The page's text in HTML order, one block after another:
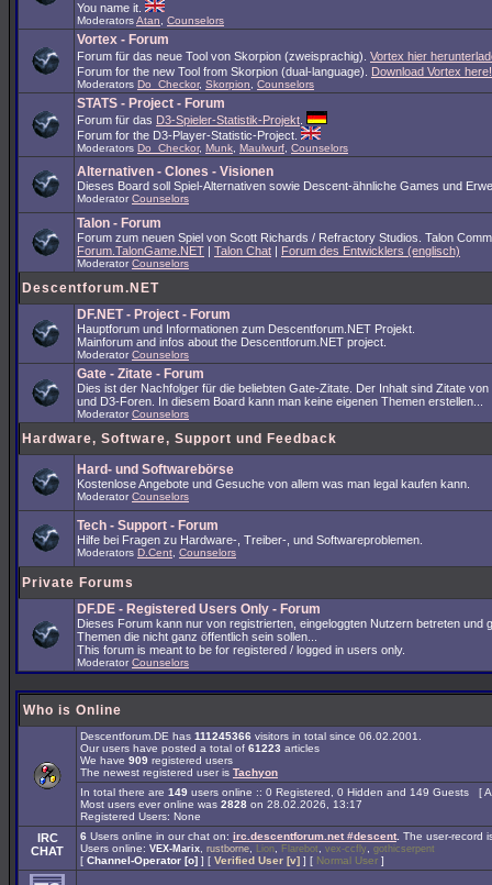
You name it.
ModeratorsAtan Counselors
Vortex - Forum
Forum für das neue Tool von Skorpion (zweisprachig). Vortex hier
Forum for the new Tool from Skorpion (dual-language). Download Vortex here!
Moderators Do_Checkor, Skorpion Counselors
STATS - Project - Forum
Forum für das D3-Spieler-Statistik-Projekt
Forum for the D3-Player-Statistic-Project.
Moderators Do_Checkor, Munk Maulwurf Counselors
Alternativen - Clones - Visionen
Dieses Board soll Spiel-Alternativen sowie Descent-ähnliche Games und
Moderator Counselors
Talon - Forum
Forum zum neuen Spiel von Scott Richards / Refractory Studios. Talon
Forum.TalonGame.NET | Talon Chat | Forum des Entwicklers (englisch)
Moderator Counselors
Descentforum.NET
DF.NET - Project - Forum
Hauptforum und Informationen zum Descentforum.NET Projekt.
Mainforum and infos about the Descentforum.NET project.
Moderator Counselors
Gate - Zitate - Forum
Dies ist der Nachfolger für die beliebten Gate-Zitate. Der Inhalt sind Zitate
und D3-Foren. In diesem Board kann man keine eigenen Themen erstellen...
Moderator Counselors
Hardware, Software, Support und Feedback
Hard- und Softwarebörse
Kostenlose Angebote und Gesuche von allem was man legal kaufen kann.
Moderator Counselors
Tech - Support - Forum
Hilfe bei Fragen zu Hardware-, Treiber-, und Softwareproblemen.
Moderators D.Cent Counselors
Private Forums
DF.DE - Registered Users Only - Forum
Dieses Forum kann nur von registrierten, eingeloggten Nutzern betreten und
Themen die nicht ganz öffentlich sein sollen...
This forum is meant to be for registered / logged in users only.
Moderator Counselors
Who is Online
Descentforum.DE has 111245366 visitors in total since 06.02.2001.
Our users have posted a total of 61223 articles
We have 909 registered users
The newest registered user is Tachyon
In total there are 149 users online :: 0 Registered, 0 Hidden and 149 Guests [
Most users ever online was 2828 on 28.02.2026, 13:17
Registered Users: None
IRC
CHAT
6 Users online in our chat on: irc.descentforum.net #descent. The user-record
Users online: VEX-Marix rustborne Lion Flarebot vex-ccfly gothicserpent
[ Channel-Operator [o] ] [ Verified User [v] ] [ Normal User ]